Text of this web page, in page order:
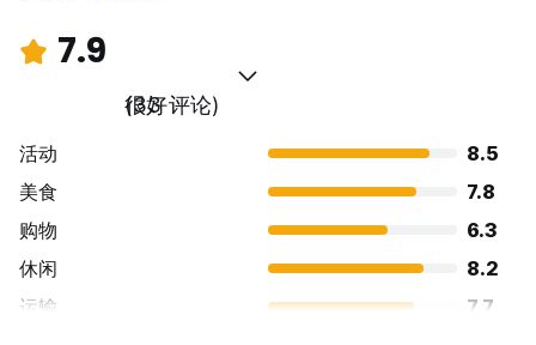
7.9
很好
(33 评论)
活动
8.5
美食
7.8
购物
6.3
休闲
8.2
运输
7.7